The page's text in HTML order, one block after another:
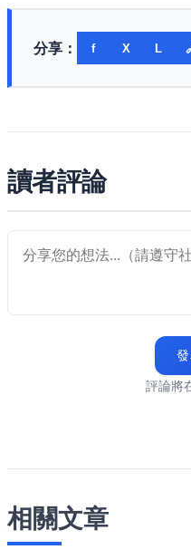
分享： f X L
讀者評論
評論將
相關文章